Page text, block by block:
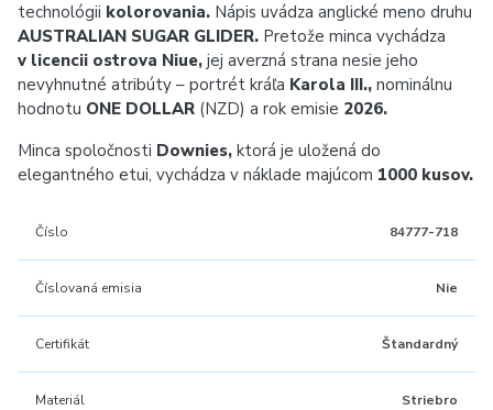
technológii kolorovania. Nápis uvádza anglické meno druhu
AUSTRALIAN SUGAR GLIDER. Pretože minca vychádza
v licencii ostrova Niue, jej averzná strana nesie jeho
nevyhnutné atribúty – portrét kráľa Karola III., nominálnu
hodnotu ONE DOLLAR (NZD) a rok emisie 2026.
Minca spoločnosti Downies, ktorá je uložená do
elegantného etui, vychádza v náklade majúcom 1000 kusov.
Číslo 84777-718
Číslovaná emisia Nie
Certifikát Štandardný
Materiál Striebro